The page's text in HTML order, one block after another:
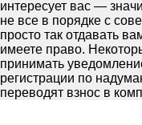
интересует вас —
не все в порядке с
просто так отдавать
имеете право.
принимать
регистрации по
переводят взнос в